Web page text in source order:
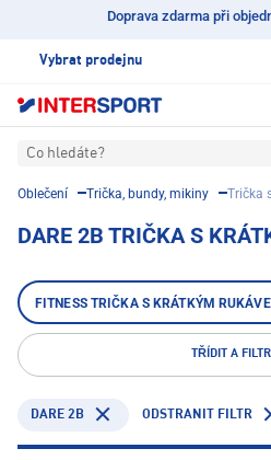
Doprava zdarma při
Vybrat prodejnu
Co hledáte?
Oblečení Trička, bundy, mikiny Trička
DARE 2B TRIČKA S
FITNESS TRIČKA S KRÁTKÝM
TŘÍDIT A
DARE 2B ODSTRANIT FILTR